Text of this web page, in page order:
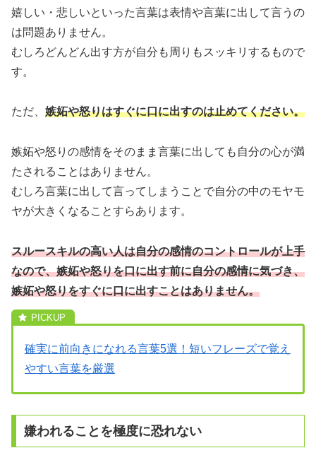
嬉しい・悲しいといった言葉は表情や言葉に出して言うの
は問題ありません。
むしろどんどん出す方が自分も周りもスッキリするもので
す。
ただ、 嫉妬や怒りはすぐに口に出すのは止めてください。
嫉妬や怒りの感情をそのまま言葉に出しても自分の心が満
たされることはありません。
むしろ言葉に出して言ってしまうことで自分の中のモヤモ
ヤが大きくなることすらあります。
スルースキルの高い人は自分の感情のコントロールが上手
なので、嫉妬や怒りを口に出す前に自分の感情に気づき、
嫉妬や怒りをすぐに口に出すことはありません。
確実に前向きになれる言葉5選！短いフレーズで覚え
やすい言葉を厳選
嫌われることを極度に恐れない